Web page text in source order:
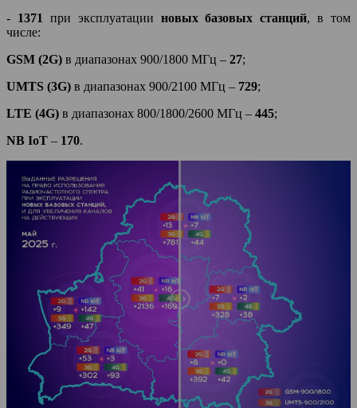
- 1371 при эксплуатации новых базовых станций, в том
числе:
GSM (2G) в диапазонах 900/1800 МГц – 27;
UMTS (3G) в диапазонах 900/2100 МГц – 729;
LTE (4G) в диапазонах 800/1800/2600 МГц – 445;
NB IoT – 170.